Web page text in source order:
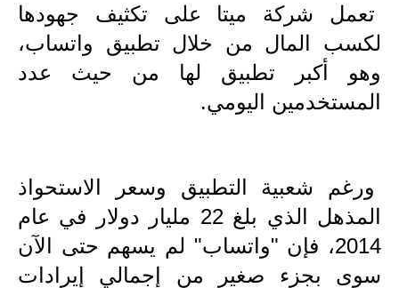
الاخبار الامنية
الاخبار الاقتصادية
اخبار وقرارات وزارة التربية
نتائج الامتحانات
المرحلة الابتدائية
تعمل شركة ميتا على تكثيف جهودها
لكسب المال من خلال تطبيق واتساب،
وهو أكبر تطبيق لها من حيث عدد
المستخدمين اليومي.
ورغم شعبية التطبيق وسعر الاستحواذ
المذهل الذي بلغ 22 مليار دولار في عام
2014، فإن "واتساب" لم يسهم حتى الآن
سوى بجزء صغير من إجمالي إيرادات